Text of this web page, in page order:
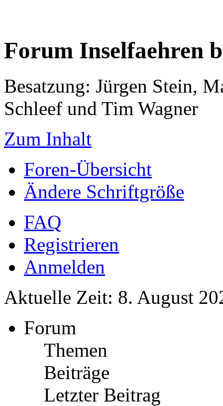
Forum Inselfaehren
Besatzung: Jürgen Stein,
Schleef und Tim Wagner
Zum Inhalt
Foren-Übersicht
Ändere Schriftgröße
FAQ
Registrieren
Anmelden
Aktuelle Zeit: 8. August
Forum
Themen
Beiträge
Letzter Beitrag